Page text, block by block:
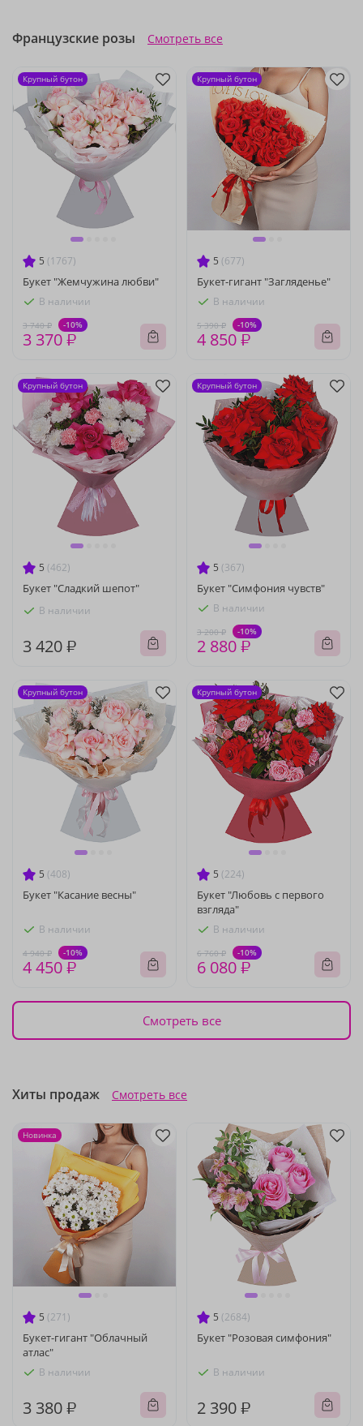
Французские розы Смотреть все
5 (1767)
Букет "Жемчужина любви"
В наличии
3 740 ₽ -10%
3 370 ₽
Крупный бутон
5 (677)
Букет-гигант "Загляденье"
В наличии
5 390 ₽ -10%
4 850 ₽
Крупный бутон
5 (462)
Букет "Сладкий шепот"
В наличии
3 420 ₽
Крупный бутон
5 (367)
Букет "Симфония чувств"
В наличии
3 200 ₽ -10%
2 880 ₽
Крупный бутон
5 (408)
Букет "Касание весны"
В наличии
4 940 ₽ -10%
4 450 ₽
Крупный бутон
5 (224)
Букет "Любовь с первого
взгляда"
В наличии
6 760 ₽ -10%
6 080 ₽
Крупный бутон
Смотреть все
Хиты продаж Смотреть все
5 (271)
Букет-гигант "Облачный
атлас"
В наличии
3 380 ₽
Новинка
5 (2684)
Букет "Розовая симфония"
В наличии
2 390 ₽